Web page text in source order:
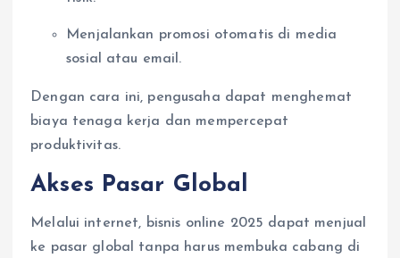
Menjalankan promosi otomatis di media
sosial atau email.
Dengan cara ini, pengusaha dapat menghemat
biaya tenaga kerja dan mempercepat
produktivitas.
Akses Pasar Global
Melalui internet, bisnis online 2025 dapat menjual
ke pasar global tanpa harus membuka cabang di